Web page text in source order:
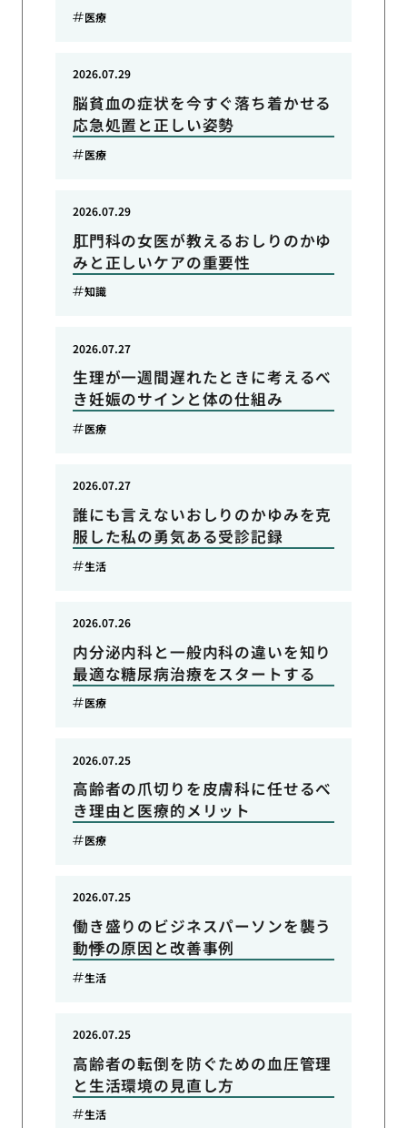
医療
脳貧血の症状を今すぐ落ち着かせる
応急処置と正しい姿勢
2026.07.29
医療
肛門科の女医が教えるおしりのかゆ
みと正しいケアの重要性
2026.07.29
知識
生理が一週間遅れたときに考えるべ
き妊娠のサインと体の仕組み
2026.07.27
医療
誰にも言えないおしりのかゆみを克
服した私の勇気ある受診記録
2026.07.27
生活
内分泌内科と一般内科の違いを知り
最適な糖尿病治療をスタートする
2026.07.26
医療
高齢者の爪切りを皮膚科に任せるべ
き理由と医療的メリット
2026.07.25
医療
働き盛りのビジネスパーソンを襲う
動悸の原因と改善事例
2026.07.25
生活
高齢者の転倒を防ぐための血圧管理
と生活環境の見直し方
2026.07.25
生活